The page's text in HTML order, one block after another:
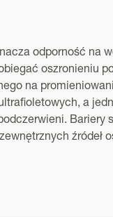
odporność na
oszronieniu
na
a
Bariery
źródeł